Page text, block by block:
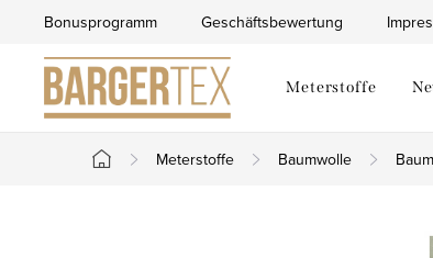
springen
Bonusprogramm Geschäftsbewertung
Meterstoffe
Startseite
Meterstoffe Baumwolle